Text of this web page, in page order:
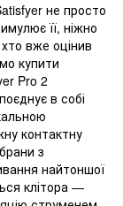
не просто
її, ніжно
вже оцінив
купити
Pro 2
в собі
контактну
з
найтоншої
клітора —